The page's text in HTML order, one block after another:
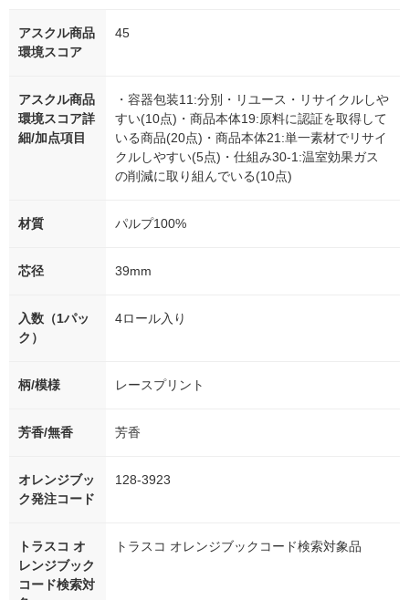
アスクル商品
環境スコア
45
アスクル商品
環境スコア詳
細/加点項目
・容器包装11:分別・リユース・リサイクルしや
すい(10点)・商品本体19:原料に認証を取得して
いる商品(20点)・商品本体21:単一素材でリサイ
クルしやすい(5点)・仕組み30-1:温室効果ガス
の削減に取り組んでいる(10点)
材質 パルプ100%
芯径 39mm
入数（1パッ
ク）
4ロール入り
柄/模様 レースプリント
芳香/無香 芳香
オレンジブッ
ク発注コード
128-3923
トラスコ オ
レンジブック
コード検索対
トラスコ オレンジブックコード検索対象品